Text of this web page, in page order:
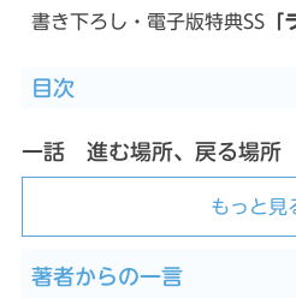
書き下ろし・電子版特典SS「
目次
一話 進む場所、戻る場所
もっと見
著者からの一言